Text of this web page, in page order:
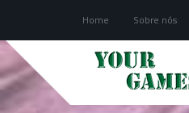
Home Sobre nós